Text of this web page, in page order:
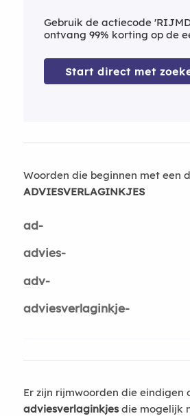
Gebruik de actiecode
ontvang 99% korting op de
Start direct met
Woorden die beginnen met een
ADVIESVERLAGINKJES
ad-
advies-
adv-
adviesverlaginkje-
Er zijn rijmwoorden die eindigen
adviesverlaginkjesdie mogelijk